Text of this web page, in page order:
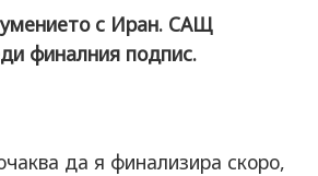
с Иран. САЩ
финалния подпис.
да я финализира скоро,